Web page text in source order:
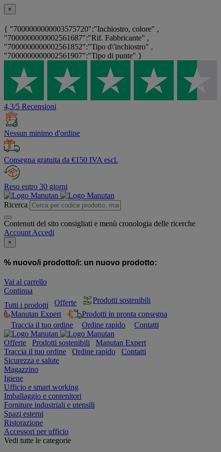
×
{ "7000000000003575720":"Inchiostro, colore" ,
"7000000000002561687":"Rif. Fabbricante" ,
"7000000000002561852":"Tipo d\'inchiostro" ,
"7000000000002561907":"Tipo di punte" }
4,3/5 Recensioni
Nessun minimo d'ordine
Consegna gratuita da €150 IVA escl.
Reso entro 30 giorni
Ricerca
Contenuti del sito consigliati e menù cronologia delle ricerche
Account Accedi
×
% nuovo/i prodotto/i: un nuovo prodotto:
Vai al carrello
Continua
Tutti i prodotti
Offerte
Prodotti sostenibili
Manutan Expert
Prodotti in pronta consegna
Traccia il tuo ordine
Ordine rapido Contatti
Offerte Prodotti sostenibili
Manutan Expert
Traccia il tuo ordine
Ordine rapido
Contatti
Sicurezza e salute
Magazzino
Igiene
Ufficio e smart working
Imballaggio e contenitori
Forniture industriali e utensili
Spazi esterni
Ristorazione
Accessori per ufficio
Vedi tutte le categorie